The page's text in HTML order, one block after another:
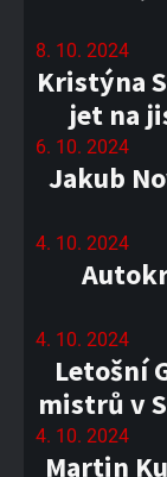
8. 10. 2024
Kristýna
jet na
6. 10. 2024
Jakub
4. 10. 2024
4. 10. 2024
Letošní
mistrů v
4. 10. 2024
Martin